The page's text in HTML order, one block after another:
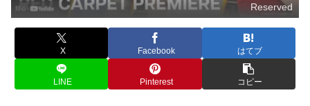
Reserved
X Facebook はてブ
LINE Pinterest コピー